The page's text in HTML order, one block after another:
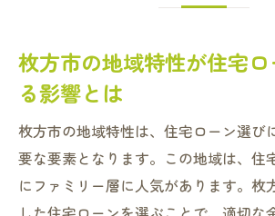
びのポイント
枚方市で住宅ローンを選ぶ際のタ
の重要性
金利動向を見極めるタイミ
季節ごとの住宅ローン市場
枚方市の地域特性が住宅
る影響とは
枚方市の地域特性は、住宅ローン選び
要な要素となります。この地域は、住
にファミリー層に人気があります。枚